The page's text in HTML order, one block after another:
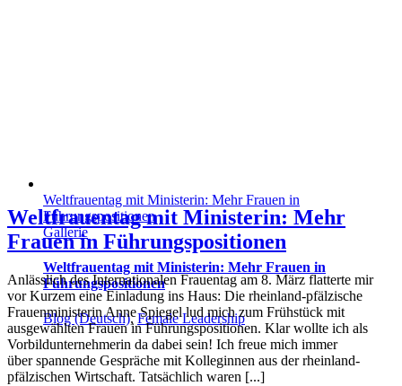
Weltfrauentag mit Ministerin: Mehr Frauen in
Führungspositionen
Gallerie
Weltfrauentag mit Ministerin: Mehr Frauen in
Führungspositionen
Blog (Deutsch),Female Leadership
Weltfrauentag mit Ministerin: Mehr
Frauen in Führungspositionen
Anlässlich des Internationalen Frauentag am 8. März flatterte mir
vor Kurzem eine Einladung ins Haus: Die rheinland-pfälzische
Frauenministerin Anne Spiegel lud mich zum Frühstück mit
ausgewählten Frauen in Führungspositionen. Klar wollte ich als
Vorbildunternehmerin da dabei sein! Ich freue mich immer
über spannende Gespräche mit Kolleginnen aus der rheinland-
pfälzischen Wirtschaft. Tatsächlich waren [...]